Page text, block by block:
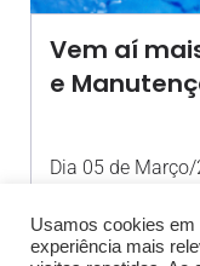
Vem aí
e
Dia 05 de
Usamos cookies
experiência mais